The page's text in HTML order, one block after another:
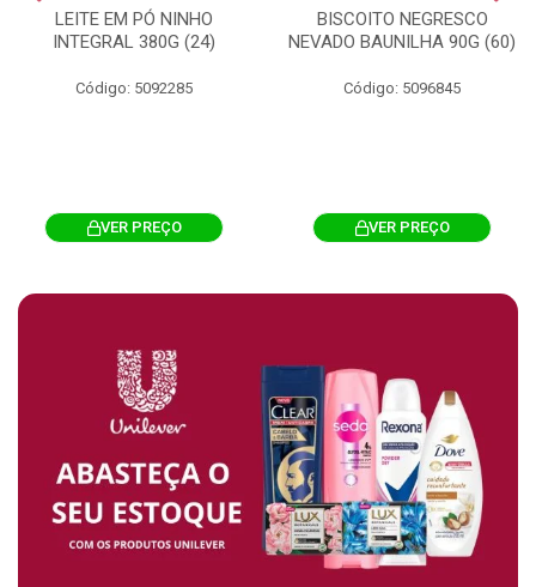
LEITE EM PÓ NINHO
INTEGRAL 380G (24)
Código: 5092285
VER PREÇO
BISCOITO NEGRESCO
NEVADO BAUNILHA 90G (60)
Código: 5096845
VER PREÇO